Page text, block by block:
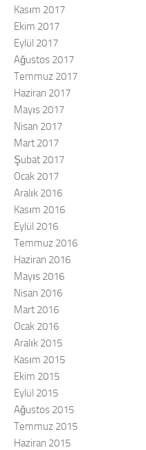
Kasım 2017
Ekim 2017
Eylül 2017
Ağustos 2017
Temmuz 2017
Haziran 2017
Mayıs 2017
Nisan 2017
Mart 2017
Şubat 2017
Ocak 2017
Aralık 2016
Kasım 2016
Eylül 2016
Temmuz 2016
Haziran 2016
Mayıs 2016
Nisan 2016
Mart 2016
Ocak 2016
Aralık 2015
Kasım 2015
Ekim 2015
Eylül 2015
Ağustos 2015
Temmuz 2015
Haziran 2015